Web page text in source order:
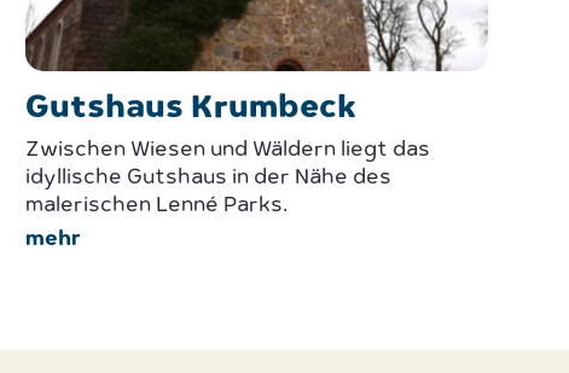
Gutshaus Krumbeck
Zwischen Wiesen und Wäldern liegt das
idyllische Gutshaus in der Nähe des
malerischen Lenné Parks.
mehr